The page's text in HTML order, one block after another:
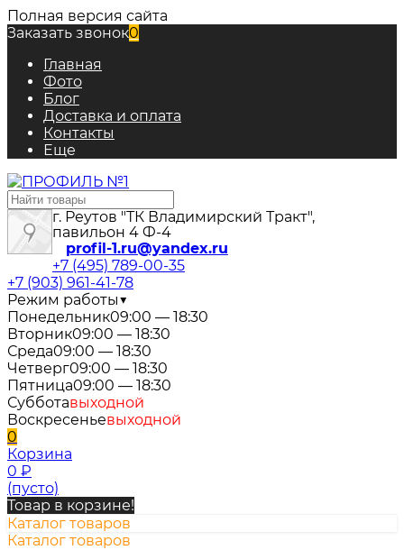
Полная версия сайта
Заказать звонок0
Главная
Фото
Блог
Доставка и оплата
Контакты
Еще
г. Реутов "ТК Владимирский Тракт",
павильон 4 Ф-4
profil-1.ru@yandex.ru
+7 (495) 789-00-35
+7 (903) 961-41-78
Режим работы▼
Понедельник09:00 — 18:30
Вторник09:00 — 18:30
Среда09:00 — 18:30
Четверг09:00 — 18:30
Пятница09:00 — 18:30
Субботавыходной
Воскресеньевыходной
0
Корзина
0 ₽
(пусто)
Товар в корзине!
Каталог товаров
Каталог товаров